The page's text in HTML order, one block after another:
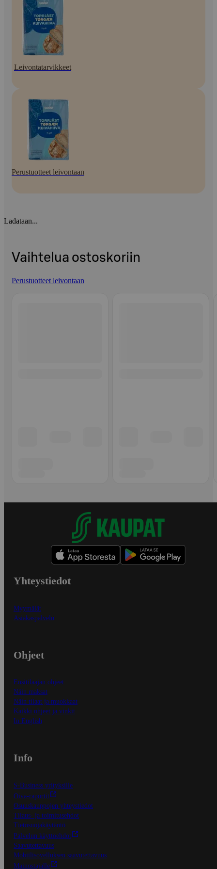
Leivontatarvikkeet
Perustuotteet leivontaan
Ladataan...
Vaihtelua ostoskoriin
Perustuotteet leivontaan
Yhteystiedot
Myymälät
Asiakaspalvelu
Ohjeet
Ensitilaajan ohjeet
Näin maksat
Näin tilaat ja muokkaat
Kaikki ohjeet ja vinkit
In English
Info
S-Business yrityksille
Oiva-raportit
Osuuskauppojen yhteystiedot
Tilaus- ja toimitusehdot
Tietosuojakäytäntö
Palvelun käyttöehdot
Saavutettavuus
Mobiilisovelluksen saavutettavuus
Mainostajalle